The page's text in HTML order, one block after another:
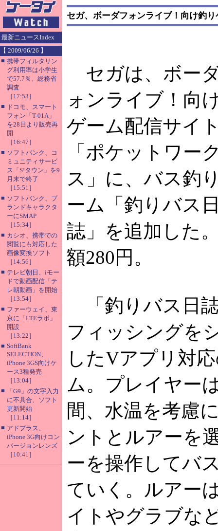
最新ニュースIndex
【 2009/06/26 】
■ 携帯フィルタリン
グ利用率は小学生
で57.7％、総務省
調査
［17:53］
■ ドコモ、スマート
フォン「T-01A」
を28日より販売再
開
［16:47］
■ ソフトバンク、コ
ミュニティサービ
ス「S!タウン」を9
月末で終了
［15:51］
■ ソフトバンク、ブ
ランドキャラクタ
ーにSMAP
［15:34］
■ カシオ、携帯での
閲覧にも対応した
画像変換ソフト
［14:56］
■ テレビ朝日、iモー
ドで動画配信「テ
レ朝動画」を開始
［13:54］
■ ファーウェイ、東
京に「LTEラボ」
開設
［13:22］
■ SoftBank
SELECTION、
iPhone 3GS向けケ
ース3種発売
［13:04］
■
「G9」の文字入力
に不具合、ソフト
更新開始
［11:14］
■ アドプラス、
iPhone 3G向けコン
バージョンレンズ
［10:41］
セガ、ボーダフォンライブ！向け釣
セガは、ボー
ォンライブ！向
ゲーム配信サイ
「ポケットワー
ス」に、バス釣
ーム「釣りバス
誌」を追加した
額280円。
「釣りバス日
フィッシングを
したVアプリ対
ム。プレイヤー
間、水温を考慮
ントとルアーを
ーを操作してバ
ていく。ルアー
イトやグラブな